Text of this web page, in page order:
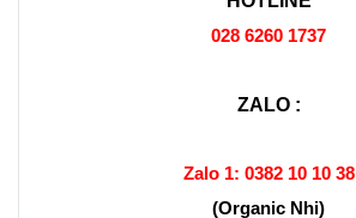
028 6260 1737
ZALO :
Zalo 1: 0382 10 10 38
(Organic Nhi)